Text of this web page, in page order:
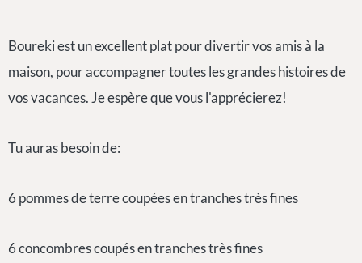
Boureki est un excellent plat pour divertir vos amis à la
maison, pour accompagner toutes les grandes histoires de
vos vacances. Je espère que vous l'apprécierez!
Tu auras besoin de:
6 pommes de terre coupées en tranches très fines
6 concombres coupés en tranches très fines